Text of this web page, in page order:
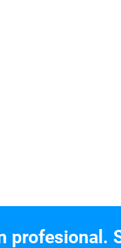
profesional.